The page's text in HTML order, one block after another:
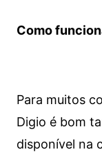
Como
Para muitos
Digio é bom
disponível na